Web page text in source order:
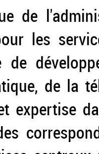
de
les
de
de la
expertise